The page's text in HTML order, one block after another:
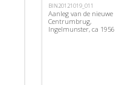
BIN20121019_011
Aanleg van de nieuwe
Centrumbrug,
Ingelmunster, ca 1956